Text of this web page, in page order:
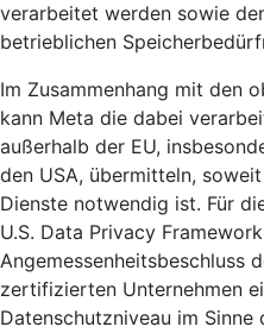
verarbeitet werden sowie
betrieblichen
Im Zusammenhang mit den
kann Meta die dabei
außerhalb der EU,
den USA, übermitteln,
Dienste notwendig ist. Für
U.S. Data Privacy
Angemessenheitsbeschluss
zertifizierten Unternehmen
Datenschutzniveau im Sinne